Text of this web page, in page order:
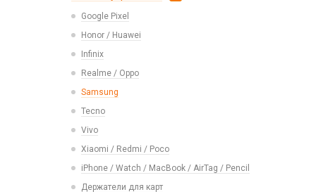
Расходные материалы
Ремешки Samsung 46mm/Huawei
46mm/Amazfit GTR (22mm)
Смарт часы
Умные детские часы
Шармы для ремешков Watch Series
Samsung
Tecno
Vivo
Xiaomi/ Redmi/ Poco
Монтажные комплекты и салфетки
На камеру/на динамик
Экшн камеры
USB 2.0
USB 3.0 / 3.1 /3.2
Карты памяти
Google Pixel
Honor / Huawei
Infinix
Realme / Oppo
Samsung
Tecno
Vivo
Xiaomi / Redmi / Poco
iPhone / Watch / MacBook / AirTag / Pencil
Держатели для карт